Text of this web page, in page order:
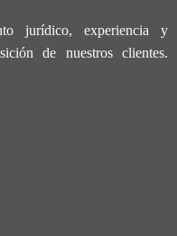
jurídico, experiencia y
de nuestros clientes.